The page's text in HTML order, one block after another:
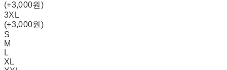
(+3,000원)
3XL
(+3,000원)
S
M
L
XL